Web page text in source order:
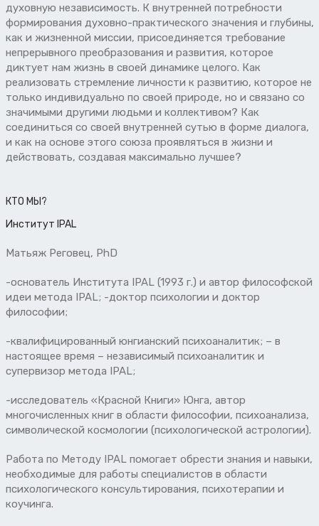
духовную независимость. К внутренней потребности
формирования духовно-практического значения и глубины,
как и жизненной миссии, присоединяется требование
непрерывного преобразования и развития, которое
диктует нам жизнь в своей динамике целого. Как
реализовать стремление личности к развитию, которое не
только индивидуально по своей природе, но и связано со
значимыми другими людьми и коллективом? Как
соединиться со своей внутренней сутью в форме диалога,
и как на основе этого союза проявляться в жизни и
действовать, создавая максимально лучшее?
КТО МЫ?
Институт IPAL
Матьяж Реговец, PhD
-основатель Института IPAL (1993 г.) и автор философской
идеи метода IPAL; -доктор психологии и доктор
философии;
-квалифицированный юнгианский психоаналитик; – в
настоящее время – независимый психоаналитик и
супервизор метода IPAL;
-исследователь «Красной Книги» Юнга, автор
многочисленных книг в области философии, психоанализа,
символической космологии (психологической астрологии).
Работа по Методу IPAL помогает обрести знания и навыки,
необходимые для работы специалистов в области
психологического консультирования, психотерапии и
коучинга.